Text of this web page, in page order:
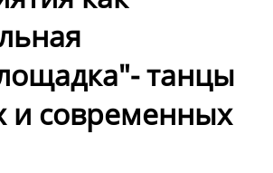
танцы
и современных